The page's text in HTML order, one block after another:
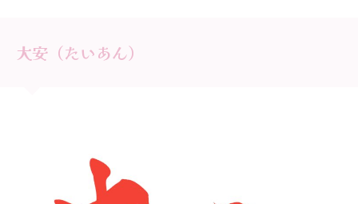
大安（たいあん）